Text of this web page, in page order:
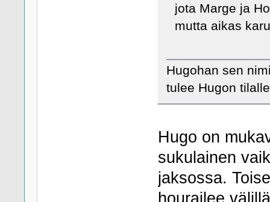
jota Marge ja
mutta aikas
Hugohan sen
tulee Hugon
Hugo on
sukulainen
jaksossa.
hourailee